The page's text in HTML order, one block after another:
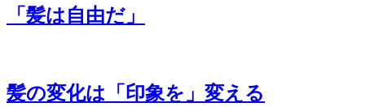
「髪は自由だ」
髪の変化は「印象を」変える